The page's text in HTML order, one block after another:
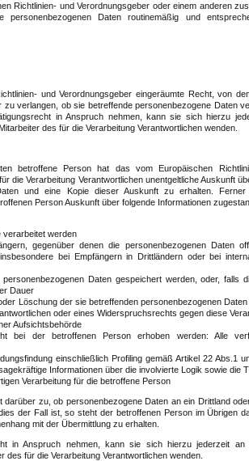
Richtlinien- und Verordnungsgeber oder einem anderen
Daten routinemäßig und
und Verordnungsgeber eingeräumte Recht, von
verlangen, ob sie betreffende personenbezogene Daten
in Anspruch nehmen, kann sie sich hierzu
des für die Verarbeitung Verantwortlichen wenden.
betroffene Person hat das vom Europäischen
die Verarbeitung Verantwortlichen unentgeltliche Auskunft
und eine Kopie dieser Auskunft zu erhalten.
Person Auskunft über folgende Informationen
verarbeitet werden
gegenüber denen die personenbezogenen Daten
bei Empfängern in Drittländern oder bei
Daten gespeichert werden, oder, falls
Dauer
Löschung der sie betreffenden personenbezogenen
oder eines Widerspruchsrechts gegen diese
Aufsichtsbehörde
bei der betroffenen Person erhoben werden: Alle
einschließlich Profiling gemäß Artikel 22 Abs.1
Informationen über die involvierte Logik sowie die
Verarbeitung für die betroffene Person
zu, ob personenbezogene Daten an ein Drittland
der Fall ist, so steht der betroffenen Person im Übrigen
mit der Übermittlung zu erhalten.
in Anspruch nehmen, kann sie sich hierzu jederzeit an
für die Verarbeitung Verantwortlichen wenden.